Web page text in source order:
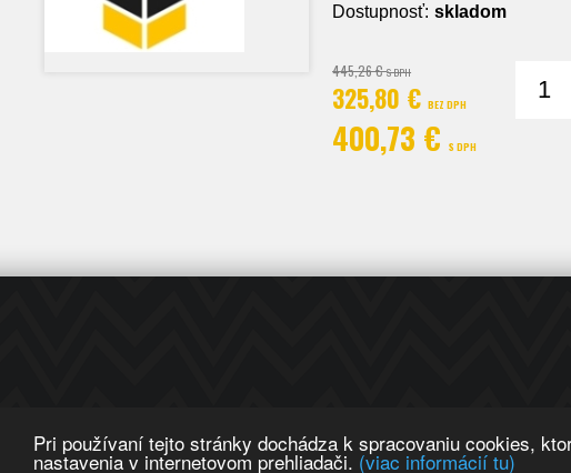
Pri používaní tejto stránky dochádza k spracovaniu cookies,
nastavenia v internetovom prehliadači. (viac informácií tu)
Dostupnosť: skladom
445,26 €S DPH
325,80 €BEZ DPH
400,73 €S DPH